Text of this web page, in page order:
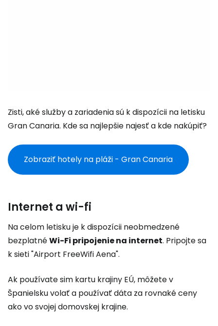
Zisti, aké služby a zariadenia sú k dispozícii na letisku
Gran Canaria. Kde sa najlepšie najesť a kde nakúpiť?
Zobraziť hotely na pláži - Gran Canaria
Internet a wi-fi
Na celom letisku je k dispozícii neobmedzené
bezplatnéWi-Fi pripojenie na internet. Pripojte sa
k sieti "Airport FreeWifi Aena".
Ak používate sim kartu krajiny EÚ, môžete v
Španielsku volať a používať dáta za rovnaké ceny
ako vo svojej domovskej krajine.